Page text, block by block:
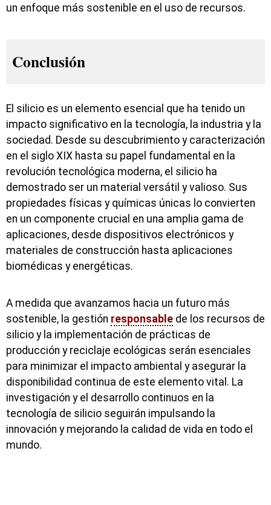
un enfoque más sostenible en el uso de recursos.
Conclusión
El silicio es un elemento esencial que ha tenido un
impacto significativo en la tecnología, la industria y la
sociedad. Desde su descubrimiento y caracterización
en el siglo XIX hasta su papel fundamental en la
revolución tecnológica moderna, el silicio ha
demostrado ser un material versátil y valioso. Sus
propiedades físicas y químicas únicas lo convierten
en un componente crucial en una amplia gama de
aplicaciones, desde dispositivos electrónicos y
materiales de construcción hasta aplicaciones
biomédicas y energéticas.
A medida que avanzamos hacia un futuro más
sostenible, la gestión responsable de los recursos de
silicio y la implementación de prácticas de
producción y reciclaje ecológicas serán esenciales
para minimizar el impacto ambiental y asegurar la
disponibilidad continua de este elemento vital. La
investigación y el desarrollo continuos en la
tecnología de silicio seguirán impulsando la
innovación y mejorando la calidad de vida en todo el
mundo.